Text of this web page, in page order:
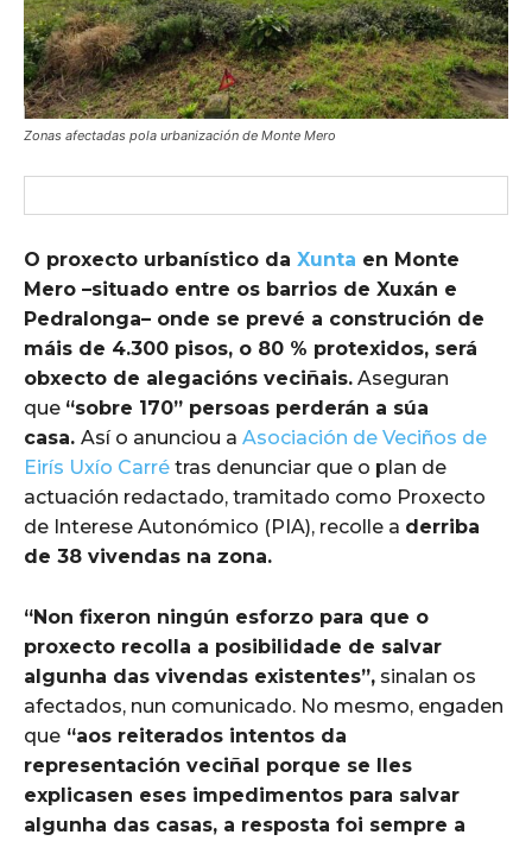
Zonas afectadas pola urbanización de Monte Mero
O proxecto urbanístico da Xunta en Monte
Mero –situado entre os barrios de Xuxán e
Pedralonga– onde se prevé a construción de
máis de 4.300 pisos, o 80 % protexidos, será
obxecto de alegacións veciñais. Aseguran
que “sobre 170” persoas perderán a súa
casa. Así o anunciou a Asociación de Veciños de
Eirís Uxío Carré tras denunciar que o plan de
actuación redactado, tramitado como Proxecto
de Interese Autonómico (PIA), recolle a derriba
de 38 vivendas na zona.
“Non fixeron ningún esforzo para que o
proxecto recolla a posibilidade de salvar
algunha das vivendas existentes”, sinalan os
afectados, nun comunicado. No mesmo, engaden
que “aos reiterados intentos da
representación veciñal porque se lles
explicasen eses impedimentos para salvar
algunha das casas, a resposta foi sempre a